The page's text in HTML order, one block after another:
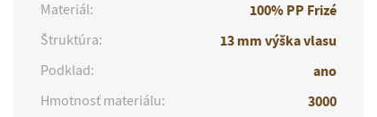
Materiál: 100% PP Frizé
Štruktúra: 13 mm výška vlasu
Podklad: ano
Hmotnosť materiálu: 3000